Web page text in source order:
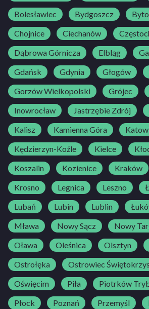
Bolesławiec
Bydgoszcz
Chojnice
Ciechanów
Dąbrowa Górnicza
Elbląg
Gdańsk
Gdynia Głogów
Gorzów Wielkopolski
Grójec
Inowrocław
Jastrzębie Zdrój
Kalisz
Kamienna Góra
Kędzierzyn-Koźle
Kielce
Koszalin
Kozienice Kraków
Krosno
Legnica Leszno
Lubań
Lubin Lublin
Mława
Nowy Sącz Nowy
Oława
Oleśnica Olsztyn
Ostrołęka
Ostrowiec
Oświęcim
Piła
Piotrków
Płock
Poznań Przemyśl